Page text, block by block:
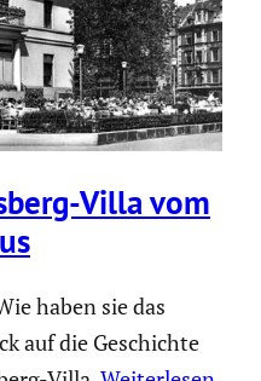
Villa vom
haben sie das
auf die Geschichte